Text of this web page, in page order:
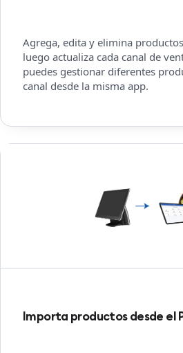
Agrega, edita y elimina
luego actualiza cada canal de
puedes gestionar diferentes
canal desde la misma app.
Importa productos desde el